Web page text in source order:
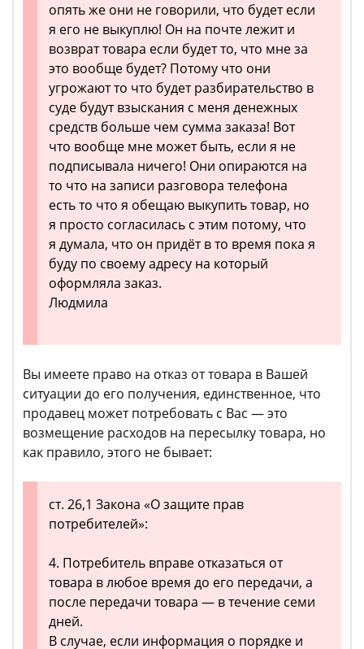
опять же они не говорили, что будет если
я его не выкуплю! Он на почте лежит и
возврат товара если будет то, что мне за
это вообще будет? Потому что они
угрожают то что будет разбирательство в
суде будут взыскания с меня денежных
средств больше чем сумма заказа! Вот
что вообще мне может быть, если я не
подписывала ничего! Они опираются на
то что на записи разговора телефона
есть то что я обещаю выкупить товар, но
я просто согласилась с этим потому, что
я думала, что он придёт в то время пока я
буду по своему адресу на который
оформляла заказ.
Людмила
Вы имеете право на отказ от товара в Вашей
ситуации до его получения, единственное, что
продавец может потребовать с Вас — это
возмещение расходов на пересылку товара, но
как правило, этого не бывает:
ст. 26,1 Закона «О защите прав
потребителей»:
4. Потребитель вправе отказаться от
товара в любое время до его передачи, а
после передачи товара — в течение семи
дней.
В случае, если информация о порядке и